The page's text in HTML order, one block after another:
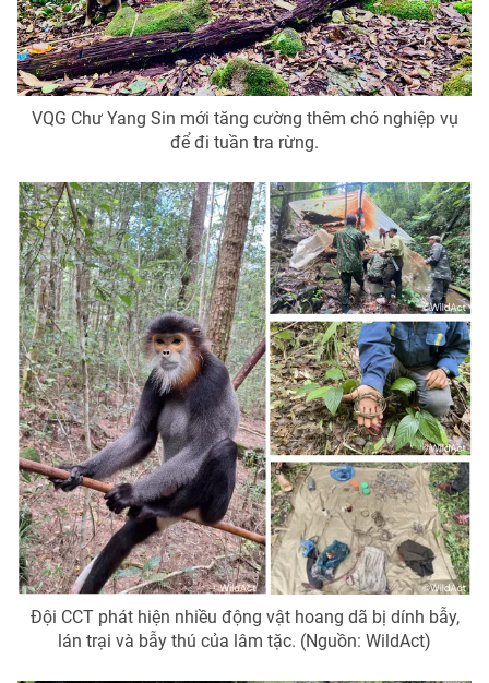
VQG Chư Yang Sin mới tăng cường thêm chó nghiệp vụ
để đi tuần tra rừng.
Đội CCT phát hiện nhiều động vật hoang dã bị dính bẫy,
lán trại và bẫy thú của lâm tặc. (Nguồn: WildAct)